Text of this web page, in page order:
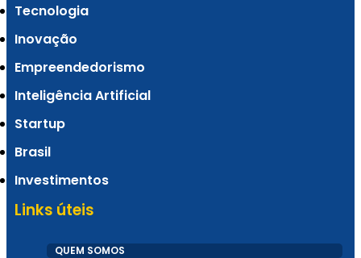
Instituto Atlântico lança Praia Impacta e
revela startups selecionadas no PRAIÔ 2025
Tecnologia
Inovação
Empreendedorismo
Inteligência Artificial
Startup
Brasil
Investimentos
Links úteis
QUEM SOMOS